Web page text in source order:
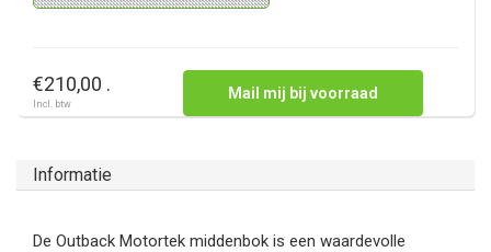
€210,00 .
Incl. btw
Mail mij bij voorraad
Informatie
De Outback Motortek middenbok is een waardevolle